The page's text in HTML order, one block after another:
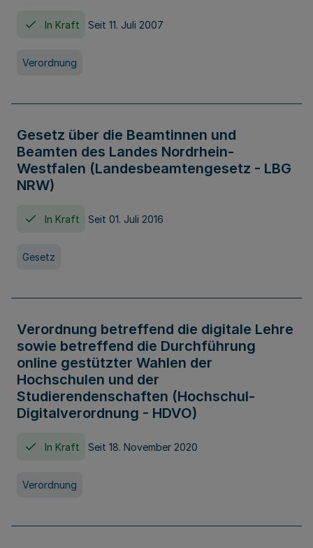
In Kraft Seit 11. Juli 2007
Verordnung
Gesetz über die Beamtinnen und
Beamten des Landes Nordrhein-
Westfalen (Landesbeamtengesetz - LBG
NRW)
In Kraft Seit 01. Juli 2016
Gesetz
Verordnung betreffend die digitale Lehre
sowie betreffend die Durchführung
online gestützter Wahlen der
Hochschulen und der
Studierendenschaften (Hochschul-
Digitalverordnung - HDVO)
In Kraft Seit 18. November 2020
Verordnung